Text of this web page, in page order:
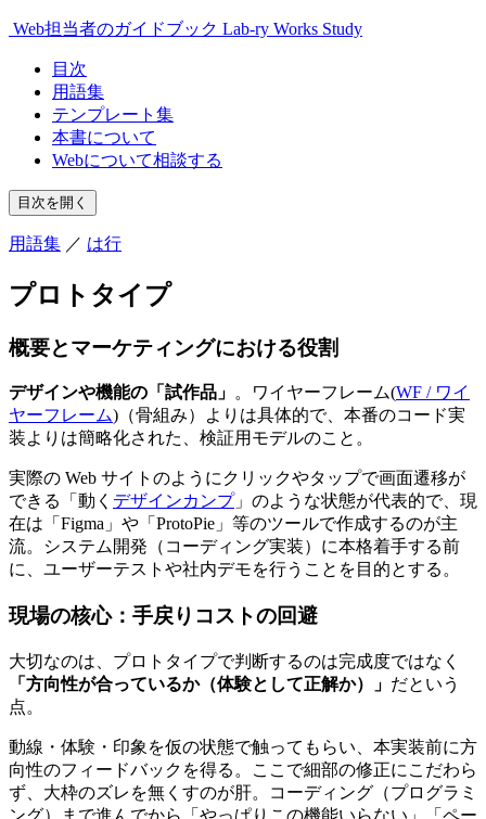
Web担当者のガイドブック Lab-ry Works Study
目次
用語集
テンプレート集
本書について
Webについて相談する
目次を開く
用語集 ／ は行
プロトタイプ
概要とマーケティングにおける役割
デザインや機能の「試作品」 。ワイヤーフレーム(WF / ワイ
ヤーフレーム)（骨組み）よりは具体的で、本番のコード実
装よりは簡略化された、検証用モデルのこと。
実際の Web サイトのようにクリックやタップで画面遷移が
できる「動く デザインカンプ」のような状態が代表的で、現
在は「Figma」や「ProtoPie」等のツールで作成するのが主
流。システム開発（コーディング実装）に本格着手する前
に、ユーザーテストや社内デモを行うことを目的とする。
現場の核心：手戻りコストの回避
大切なのは、プロトタイプで判断するのは完成度ではなく
「方向性が合っているか（体験として正解か）」 だという
点。
動線・体験・印象を仮の状態で触ってもらい、本実装前に方
向性のフィードバックを得る。ここで細部の修正にこだわら
ず、大枠のズレを無くすのが肝。コーディング（プログラミ
ング）まで進んでから「やっぱりこの機能いらない」「ペー